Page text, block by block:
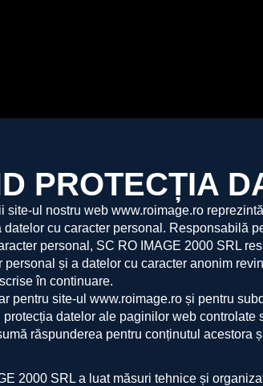
PROTECȚIA
ul nostru web www.roimage.ro
cu caracter personal. Responsabilă
personal, SC RO IMAGE 2000 SRL
și a datelor cu caracter anonim
în continuare.
pentru site-ul www.roimage.ro și pentru
datelor ale paginilor web
răspunderea pentru conținutul acestora
2000 SRL a luat măsuri tehnice și